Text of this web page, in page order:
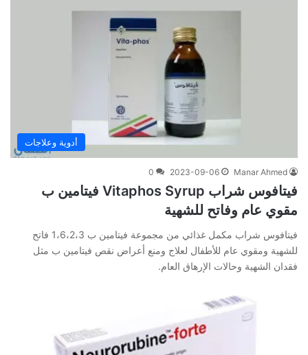
أدوية وعلاجات
Manar Ahmed
2023-09-06
0
فيتافوس شراب Vitaphos Syrup فيتامين ب
مقوي عام وفاتح للشهية
فيتافوس شراب مكمل غذائي من مجموعة فيتامين ب 1،6،2،3 فاتح
للشهية ومقوي عام للأطفال لعلاج ومنع أعراض نقص فيتامين ب مثل
فقدان الشهية وحالات الإرهاق العام.